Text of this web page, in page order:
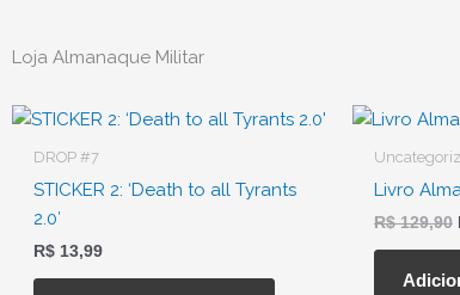
Loja Almanaque Militar
DROP #7
STICKER 2: ‘Death to all Tyrants
2.0′
R$ 13,99
Livro
R$129,90